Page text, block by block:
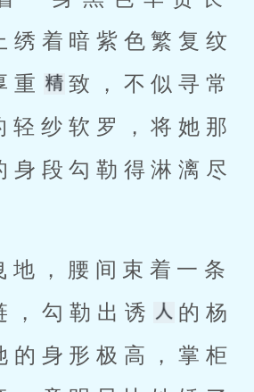
绣着暗紫色繁复纹
重
致，不似寻常
轻纱软罗，将她那
身段勾勒得淋漓尽
，勾勒出诱
的杨
的身形极高，掌柜